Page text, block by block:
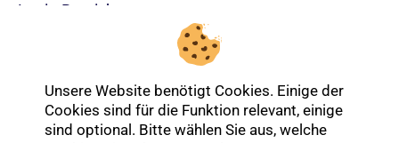
Login-Bereich
Unsere Website benötigt Cookies. Einige der
Cookies sind für die Funktion relevant, einige
sind optional. Bitte wählen Sie aus, welche